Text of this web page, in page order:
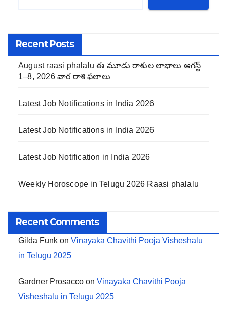
Recent Posts
August raasi phalalu ఈ మూడు రాశుల లాభాలు ఆగస్ట్
1–8, 2026 వార రాశి ఫలాలు
Latest Job Notifications in India 2026
Latest Job Notifications in India 2026
Latest Job Notification in India 2026
Weekly Horoscope in Telugu 2026 Raasi phalalu
Recent Comments
Gilda Funk on Vinayaka Chavithi Pooja Visheshalu
in Telugu 2025
Gardner Prosacco on Vinayaka Chavithi Pooja
Visheshalu in Telugu 2025